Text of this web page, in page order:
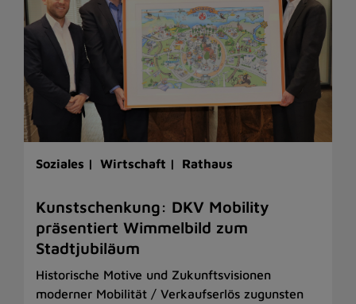
Soziales | Wirtschaft | Rathaus
Kunstschenkung: DKV Mobility
präsentiert Wimmelbild zum
Stadtjubiläum
Historische Motive und Zukunftsvisionen
moderner Mobilität / Verkaufserlös zugunsten